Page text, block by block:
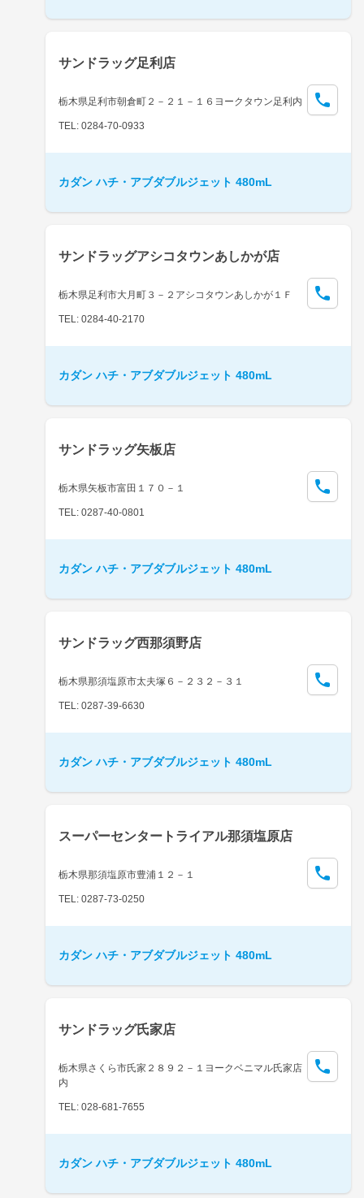
サンドラッグ足利店
栃木県足利市朝倉町２－２１－１６ヨークタウン足利内
TEL: 0284-70-0933
カダン ハチ・アブダブルジェット 480mL
サンドラッグアシコタウンあしかが店
栃木県足利市大月町３－２アシコタウンあしかが１Ｆ
TEL: 0284-40-2170
カダン ハチ・アブダブルジェット 480mL
サンドラッグ矢板店
栃木県矢板市富田１７０－１
TEL: 0287-40-0801
カダン ハチ・アブダブルジェット 480mL
サンドラッグ西那須野店
栃木県那須塩原市太夫塚６－２３２－３１
TEL: 0287-39-6630
カダン ハチ・アブダブルジェット 480mL
スーパーセンタートライアル那須塩原店
栃木県那須塩原市豊浦１２－１
TEL: 0287-73-0250
カダン ハチ・アブダブルジェット 480mL
サンドラッグ氏家店
栃木県さくら市氏家２８９２－１ヨークベニマル氏家店
内
TEL: 028-681-7655
カダン ハチ・アブダブルジェット 480mL